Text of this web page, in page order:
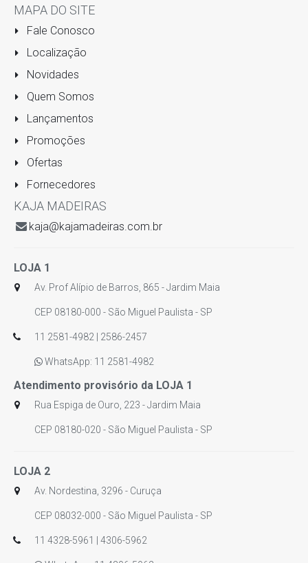
MAPA DO SITE
Fale Conosco
Localização
Novidades
Quem Somos
Lançamentos
Promoções
Ofertas
Fornecedores
KAJA MADEIRAS
kaja@kajamadeiras.com.br
LOJA 1
Av. Prof Alípio de Barros, 865 - Jardim Maia
CEP 08180-000 - São Miguel Paulista - SP
11 2581-4982 | 2586-2457
WhatsApp: 11 2581-4982
Atendimento provisório da LOJA 1
Rua Espiga de Ouro, 223 - Jardim Maia
CEP 08180-020 - São Miguel Paulista - SP
LOJA 2
Av. Nordestina, 3296 - Curuça
CEP 08032-000 - São Miguel Paulista - SP
11 4328-5961 | 4306-5962